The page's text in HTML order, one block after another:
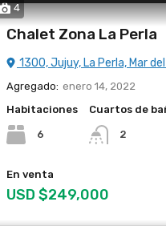
4
Chalet Zona La Perla
1300, Jujuy, La Perla, Mar
Agregado: enero 14, 2022
Habitaciones
6
Cuartos de
2
En venta
USD $249,000